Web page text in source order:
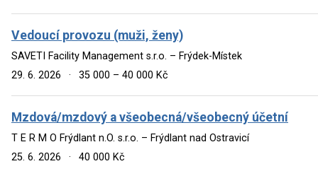
Vedoucí provozu (muži, ženy)
SAVETI Facility Management s.r.o. – Frýdek-Místek
29. 6. 2026
· 35 000 – 40 000 Kč
Mzdová/mzdový a všeobecná/všeobecný účetní
T E R M O Frýdlant n.O. s.r.o. – Frýdlant nad Ostravicí
25. 6. 2026
· 40 000 Kč